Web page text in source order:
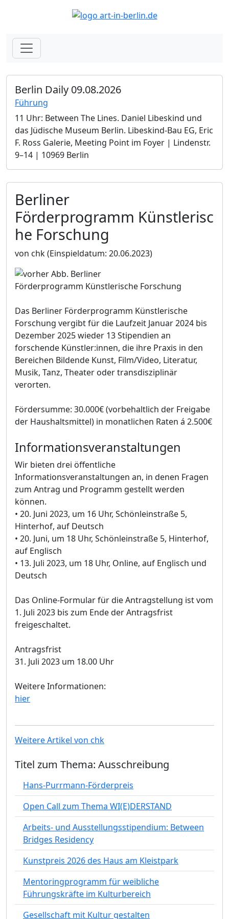
Berlin Daily 09.08.2026
Führung
11 Uhr: Between The Lines. Daniel Libeskind und
das Jüdische Museum Berlin.­ Libeskind-Bau EG, Eric
F. Ross Galerie, Meeting Point im Foyer | Lindenstr.
9–14 | 10969 Berlin
Berliner
Förderprogramm Künstlerisc
he Forschung
von chk(Einspieldatum: 20.06.2023)
Das Berliner Förderprogramm Künstlerische
Forschung vergibt für die Laufzeit Januar 2024 bis
Dezember 2025 wieder 13 Stipendien an
forschende Künstler:innen, die ihre Praxis in den
Bereichen Bildende Kunst, Film/Video, Literatur,
Musik, Tanz, Theater oder transdisziplinär
verorten.
Fördersumme: 30.000€ (vorbehaltlich der Freigabe
der Haushaltsmittel) in monatlichen Raten á 2.500€
Informationsveranstaltungen
Wir bieten drei öffentliche
Informationsveranstaltungen an, in denen Fragen
zum Antrag und Programm gestellt werden
können.
• 20. Juni 2023, um 16 Uhr, Schönleinstraße 5,
Hinterhof, auf Deutsch
• 20. Juni, um 18 Uhr, Schönleinstraße 5, Hinterhof,
auf Englisch
• 13. Juli 2023, um 18 Uhr, Online, auf Englisch und
Deutsch
Das Online-Formular für die Antragstellung ist vom
1. Juli 2023 bis zum Ende der Antragsfrist
freigeschaltet.
Antragsfrist
31. Juli 2023 um 18.00 Uhr
Weitere Informationen:
hier
Weitere Artikel von chk
Titel zum Thema: Ausschreibung
Hans-Purrmann-Förderpreis
Open Call zum Thema WI(E)DERSTAND
Arbeits- und Ausstellungsstipendium: Between
Bridges Residency
Kunstpreis 2026 des Haus am Kleistpark
Mentoringprogramm für weibliche
Führungskräfte im Kulturbereich
Gesellschaft mit Kultur gestalten